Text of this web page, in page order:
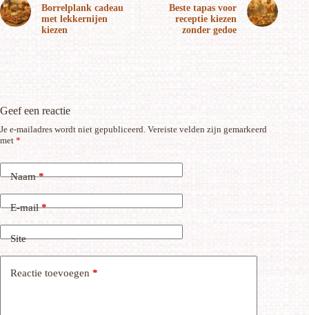
Borrelplank cadeau
met lekkernijen
kiezen
Beste tapas voor
receptie kiezen
zonder gedoe
Geef een reactie
Je e-mailadres wordt niet gepubliceerd. Vereiste velden zijn gemarkeerd
met *
Naam*
E-mail*
Site
Reactie toevoegen *